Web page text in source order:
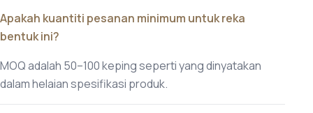
Apakah kuantiti pesanan minimum untuk reka
bentuk ini?
MOQ adalah 50–100 keping seperti yang dinyatakan
dalam helaian spesifikasi produk.